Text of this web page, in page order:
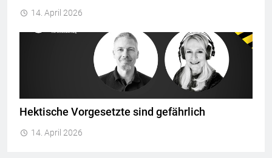
14. April 2026
Hektische Vorgesetzte sind gefährlich
14. April 2026